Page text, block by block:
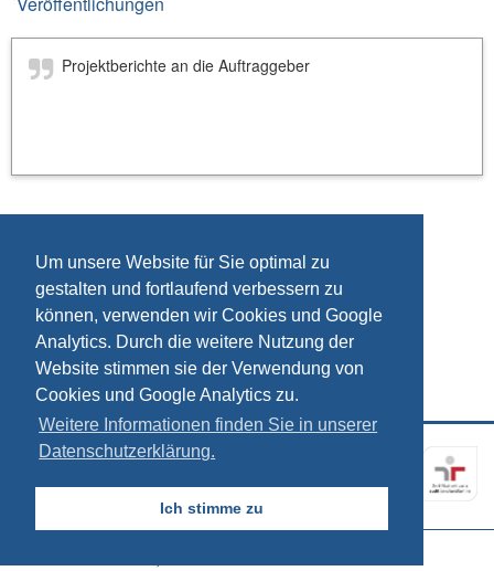
Um unsere Website für Sie optimal zu
gestalten und fortlaufend verbessern zu
können, verwenden wir Cookies und Google
Analytics. Durch die weitere Nutzung der
Website stimmen sie der Verwendung von
Cookies und Google Analytics zu.
Weitere Informationen finden Sie in unserer
Datenschutzerklärung.
Ich stimme zu
Projektberichte an die Auftraggeber
Datenschutz